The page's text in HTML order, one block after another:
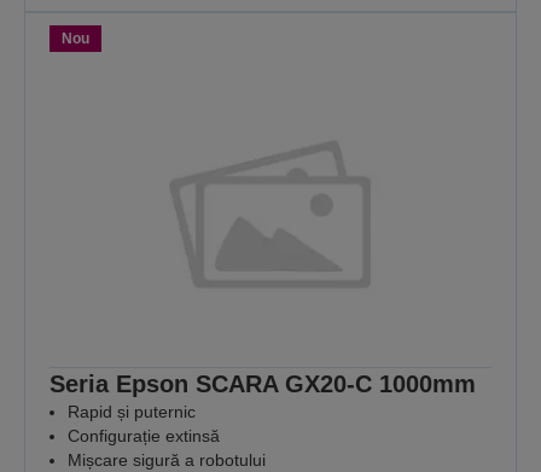
Nou
Seria Epson SCARA GX20-C 1000mm
Rapid și puternic
Configurație extinsă
Mișcare sigură a robotului